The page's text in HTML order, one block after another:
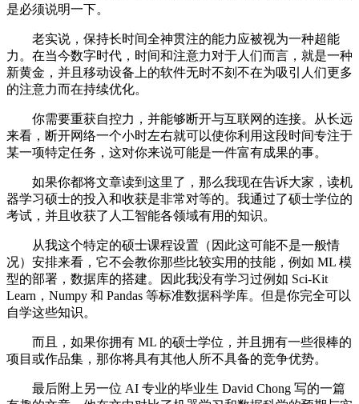
是必须说明一下。
老实说，保持长时间全神贯注的能力应被视为一种超能
力。在当今数字时代，时间和注意力对于人们而言，就是一种
新黄金，并且移动设备上的软件无时不刻不在为吸引人们更多
的注意力而在持续优化。
你需要重获自控力，并能够断开与互联网的连接。从长远
来看，断开网络一个小时左右就可以使你利用这段时间专注于
某一项特定任务，这对你来说可能是一件富有成果的事。
如果你都将文章读到这里了，那么我现在告诉大家，读机
器学习硕士的投入和收获是非常对等的。我通过了硕士学位的
考试，并且收获了人工智能各领域有用的知识。
从我这个特定的硕士课程设置（因此这可能不是一般情
况）安排来看，它不会教你那些比较实用的技能，例如 ML 模
型的部署，数据库的搭建。因此我没有学习过例如 Sci-Kit
Learn，Numpy 和 Pandas 等标准数据科学库。但是你完全可以
自学这些知识。
而且，如果你拥有 ML 的硕士学位，并且拥有一些很棒的
项目或作品集，那你将具有其他人所不具备的竞争优势。
最后附上另一位 AI 专业的毕业生 David Chong 写的一篇